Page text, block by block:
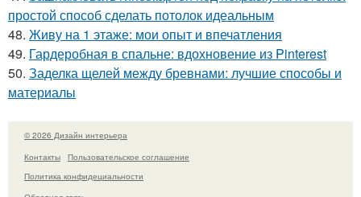
простой способ сделать потолок идеальным
48. Живу на 1 этаже: мои опыт и впечатления
49. Гардеробная в спальне: вдохновение из Pinterest
50. Заделка щелей между бревнами: лучшие способы и
материалы
© 2026 Дизайн интерьера
Контакты
Пользовательское соглашение
Политика конфидециальности